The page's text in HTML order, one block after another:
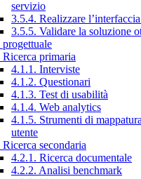
servizio
3.5.4. Realizzare
3.5.5. Validare la soluzione
Ricerca primaria
4.1.1. Interviste
4.1.2. Questionari
4.1.3. Test di usabilità
4.1.4. Web analytics
4.1.5. Strumenti di
utente
secondaria
4.2.1. Ricerca documentale
4.2.2. Analisi benchmark